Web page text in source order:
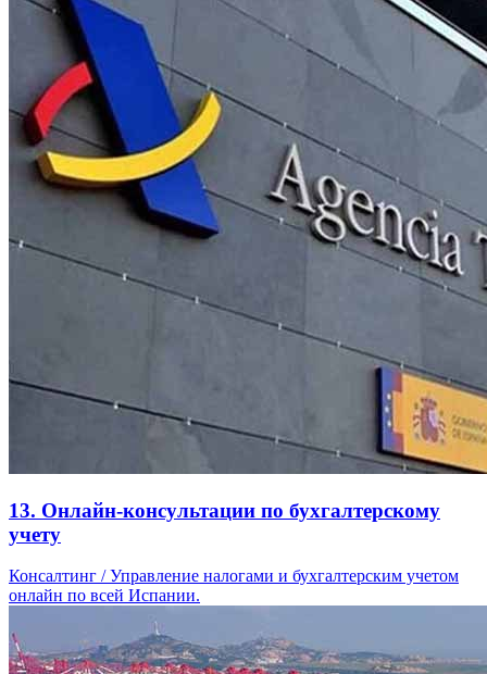
13. Онлайн-консультации по бухгалтерскому
учету
Консалтинг / Управление налогами и бухгалтерским учетом
онлайн по всей Испании.